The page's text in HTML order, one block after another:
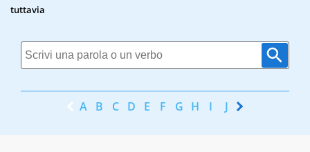
tuttavia
A B C D E F G H I J K